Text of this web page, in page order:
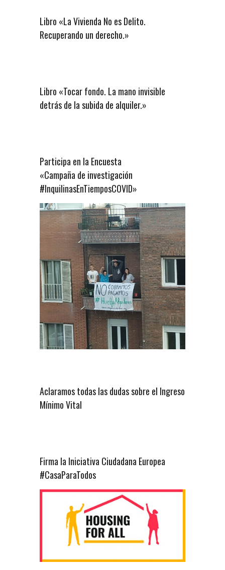
Libro «La Vivienda No es Delito.
Recuperando un derecho.»
Libro «Tocar fondo. La mano invisible
detrás de la subida de alquiler.»
Participa en la Encuesta
«Campaña de investigación
#InquilinasEnTiemposCOVID»
Aclaramos todas las dudas sobre el Ingreso
Mínimo Vital
Firma la Iniciativa Ciudadana Europea
#CasaParaTodos